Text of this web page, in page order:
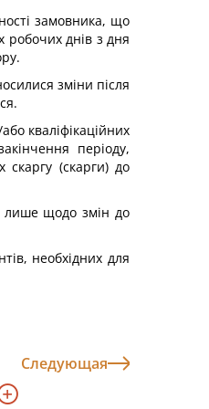
замовника, що
робочих днів з дня
зміни після
кваліфікаційних
періоду,
(скарги) до
лише щодо змін до
необхідних для
Следующая